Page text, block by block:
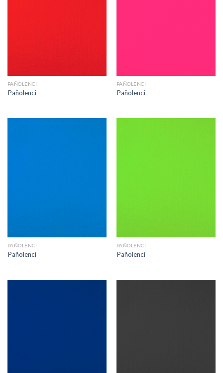
PAÑOLENCI
Pañolenci
PAÑOLENCI
Pañolenci
PAÑOLENCI
Pañolenci
PAÑOLENCI
Pañolenci